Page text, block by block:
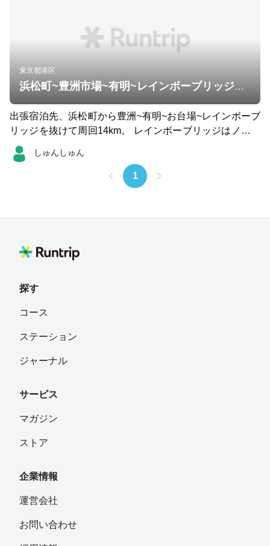
東京都港区
浜松町~豊洲市場~有明~レインボーブリッジ周回
出張宿泊先、浜松町から豊洲~有明~お台場~レインボーブ
リッジを抜けて周回14km。 レインボーブリッジはノース
ルート通りましたが対向車の風圧と橋の高さ正直怖いで
す。お台場方面からはサウスルートおすすめします。
しゅんしゅん
1
探す
コース
ステーション
ジャーナル
サービス
マガジン
ストア
企業情報
運営会社
お問い合わせ